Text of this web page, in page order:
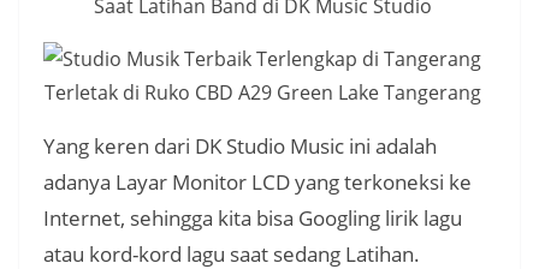
Saat Latihan Band di DK Music Studio
Terletak di Ruko CBD A29 Green Lake Tangerang
Yang keren dari DK Studio Music ini adalah
adanya Layar Monitor LCD yang terkoneksi ke
Internet, sehingga kita bisa Googling lirik lagu
atau kord-kord lagu saat sedang Latihan.